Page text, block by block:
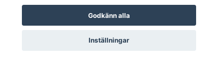
© 2026 Wermlands Design
Godkänn alla
Inställningar